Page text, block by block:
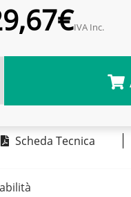
IVA Inc.
Scheda Tecnica